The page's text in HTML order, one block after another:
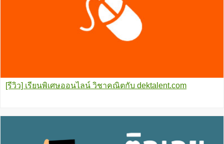
[รีวิว] เรียนพิเศษออนไลน์ วิชาคณิตกับ dektalent.com